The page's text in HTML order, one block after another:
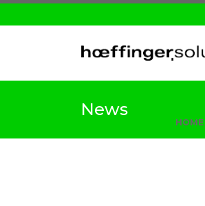
HOME
News